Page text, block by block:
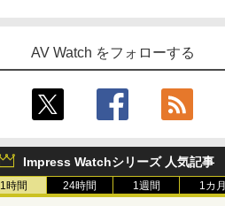
AV Watch をフォローする
Impress Watchシリーズ 人気記事
1時間 24時間 1週間 1カ月